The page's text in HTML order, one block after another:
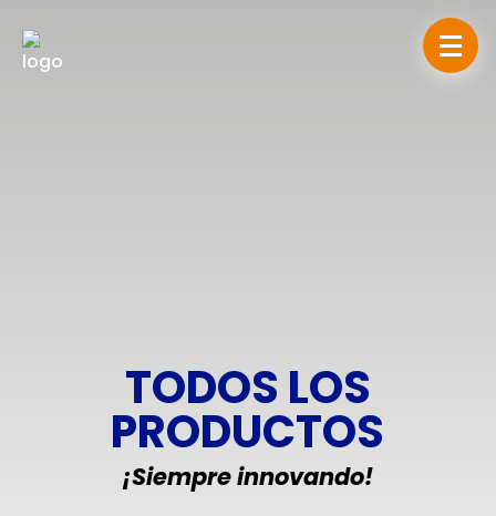
TODOS LOS
PRODUCTOS
¡Siempre innovando!